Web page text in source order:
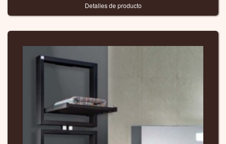
Detalles de producto